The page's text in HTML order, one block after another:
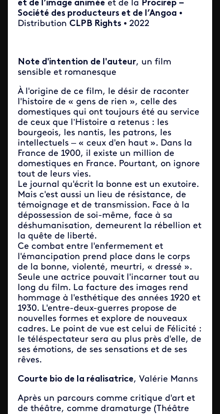
et de l’image animée et de la Procirep –
Société des producteurs et de l’Angoa •
Distribution CLPB Rights • 2022
Note d'intention de l'auteur, un film
sensible et romanesque
À l'origine de ce film, le désir de raconter
l'histoire de « gens de rien », celle des
domestiques qui ont toujours été au service
de ceux que l’Histoire a retenus : les
bourgeois, les nantis, les patrons, les
intellectuels – « ceux d'en haut ». Dans la
France de 1900, il existe un million de
domestiques en France. Pourtant, on ignore
tout de leurs vies.
Le journal qu'écrit la bonne est un exutoire.
Mais c'est aussi un lieu de résistance, de
témoignage et de transmission. Face à la
dépossession de soi-même, face à sa
déshumanisation, demeurent la rébellion et
la quête de liberté.
Ce combat entre l'enfermement et
l'émancipation prend place dans le corps
de la bonne, violenté, meurtri, « dressé ».
Seule une actrice pouvait l'incarner tout au
long du film. La facture des images rend
hommage à l'esthétique des années 1920 et
1930. L'entre-deux-guerres propose de
nouvelles formes et explore de nouveaux
cadres. Le point de vue est celui de Félicité :
le téléspectateur sera au plus près d'elle, de
ses émotions, de ses sensations et de ses
rêves.
Courte bio de la réalisatrice, Valérie Manns
Après un parcours comme critique d'art et
de théâtre, comme dramaturge (Théâtre